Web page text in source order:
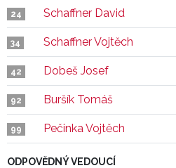
24 Schaffner David
34 Schaffner Vojtěch
42 Dobeš Josef
92 Buršík Tomáš
99 Pečinka Vojtěch
ODPOVĚDNÝ VEDOUCÍ